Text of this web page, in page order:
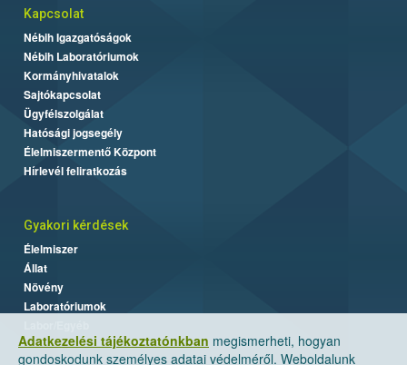
Adatkezelési tájékoztatónkban megismerheti, hogyan
gondoskodunk személyes adatai védelméről. Weboldalunk
Kapcsolat
Nébih Igazgatóságok
Nébih Laboratóriumok
Kormányhivatalok
Sajtókapcsolat
Ügyfélszolgálat
Hatósági jogsegély
Élelmiszermentő Központ
Hírlevél feliratkozás
Gyakori kérdések
Élelmiszer
Állat
Növény
Laboratóriumok